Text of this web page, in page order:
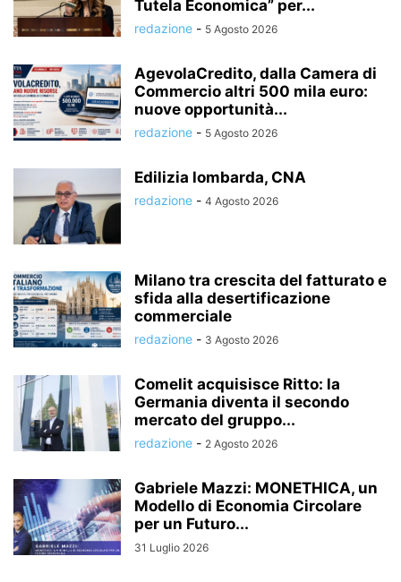
Tutela Economica” per...
redazione - 5 Agosto 2026
AgevolaCredito, dalla Camera di
Commercio altri 500 mila euro:
nuove opportunità...
redazione - 5 Agosto 2026
Edilizia lombarda, CNA
redazione - 4 Agosto 2026
Milano tra crescita del fatturato e
sfida alla desertificazione
commerciale
redazione - 3 Agosto 2026
Comelit acquisisce Ritto: la
Germania diventa il secondo
mercato del gruppo...
redazione - 2 Agosto 2026
Gabriele Mazzi: MONETHICA, un
Modello di Economia Circolare
per un Futuro...
31 Luglio 2026